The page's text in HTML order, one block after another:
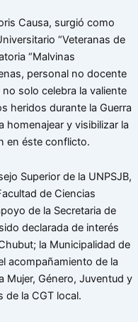
Causa, surgió como
“Veteranas de
“Malvinas
personal no docente
solo celebra la valiente
heridos durante la Guerra
homenajear y visibilizar la
en éste conflicto.
Superior de la UNPSJB,
de Ciencias
de la Secretaria de
declarada de interés
la Municipalidad de
acompañamiento de la
Mujer, Género, Juventud y
de la CGT local.